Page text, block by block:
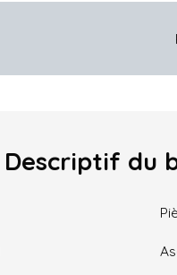
Descriptif du